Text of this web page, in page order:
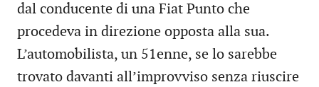
dal conducente di una Fiat Punto che
procedeva in direzione opposta alla sua.
L’automobilista, un 51enne, se lo sarebbe
trovato davanti all’improvviso senza riuscire